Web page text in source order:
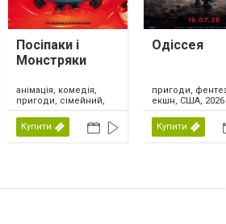
Посіпаки і
Монстряки
анімація, комедія,
пригоди, сімейний,
США, 2026
Купити
Одіссея
пригоди,
екшн, США, 2026
Купити